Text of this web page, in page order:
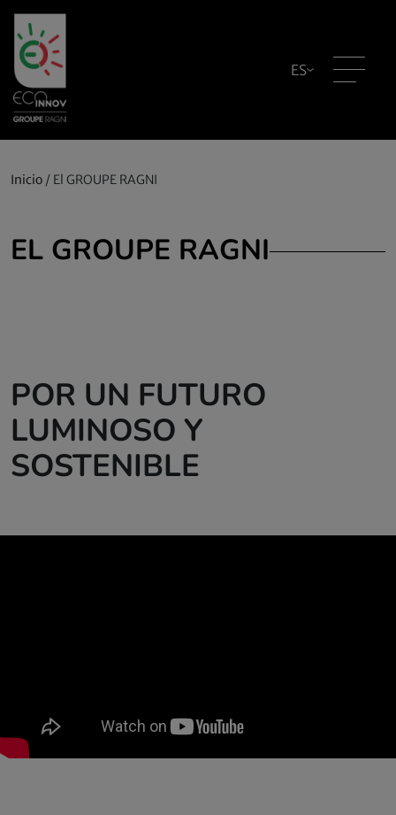
ES
Inicio / El GROUPE RAGNI
EL GROUPE RAGNI
POR UN FUTURO
LUMINOSO Y
SOSTENIBLE